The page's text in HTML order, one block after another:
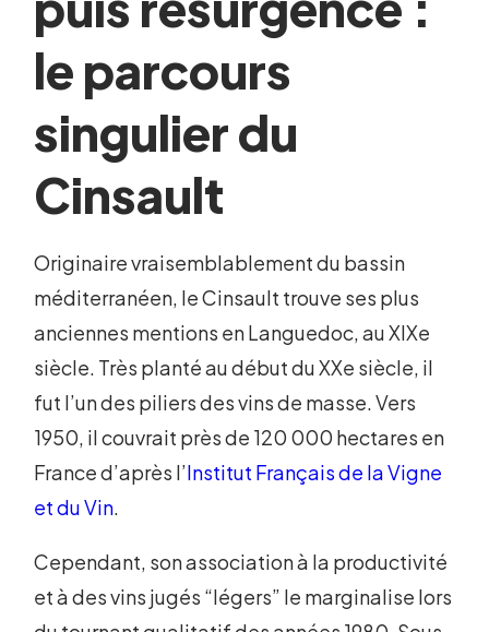
le parcours
singulier du
Cinsault
Originaire vraisemblablement du bassin
méditerranéen, le Cinsault trouve ses plus
anciennes mentions en Languedoc, au XIXe
siècle. Très planté au début du XXe siècle, il
fut l’un des piliers des vins de masse. Vers
1950, il couvrait près de 120 000 hectares en
France d’après l’Institut Français de la Vigne
et du Vin.
Cependant, son association à la productivité
et à des vins jugés “légers” le marginalise lors